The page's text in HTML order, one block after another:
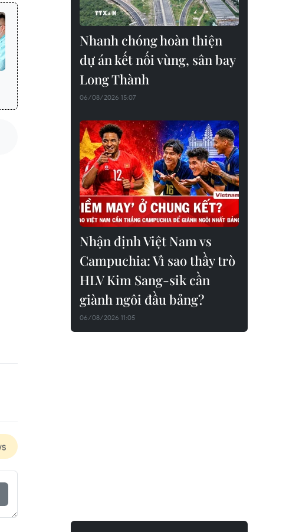
Nhanh chóng hoàn thiện
dự án kết nối vùng, sân bay
Long Thành
06/08/2026 15:07
Nhận định Việt Nam vs
Campuchia: Vì sao thầy trò
HLV Kim Sang-sik cần
giành ngôi đầu bảng?
06/08/2026 11:05